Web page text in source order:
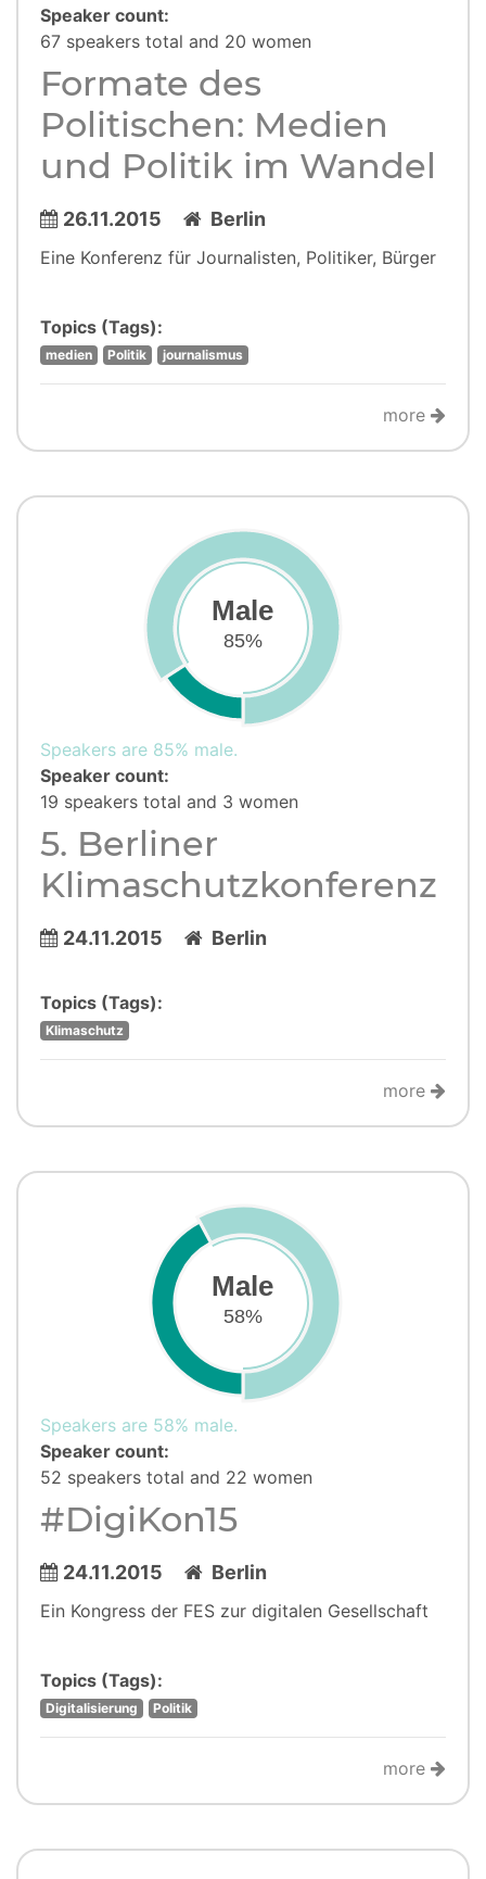
Speaker count:
67 speakers total and 20 women
Formate des
Politischen: Medien
und Politik im Wandel
26.11.2015 Berlin
Eine Konferenz für Journalisten, Politiker, Bürger
Topics (Tags):
medien Politik journalismus
more
Male
85%
Speakers are 85% male.
Speaker count:
19 speakers total and 3 women
5. Berliner
Klimaschutzkonferenz
24.11.2015 Berlin
Topics (Tags):
Klimaschutz
more
Male
58%
Speakers are 58% male.
Speaker count:
52 speakers total and 22 women
#DigiKon15
24.11.2015 Berlin
Ein Kongress der FES zur digitalen Gesellschaft
Topics (Tags):
Digitalisierung Politik
more